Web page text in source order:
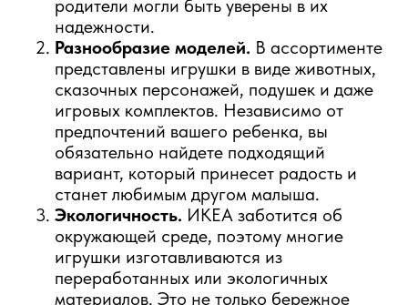
родители могли быть уверены в их
надежности.
Разнообразие моделей. В ассортименте
представлены игрушки в виде животных,
сказочных персонажей, подушек и даже
игровых комплектов. Независимо от
предпочтений вашего ребенка, вы
обязательно найдете подходящий
вариант, который принесет радость и
станет любимым другом малыша.
Экологичность. ИКЕА заботится об
окружающей среде, поэтому многие
игрушки изготавливаются из
переработанных или экологичных
материалов. Это не только бережное